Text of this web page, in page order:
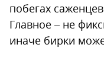
побегах
Главное – не
иначе бирки